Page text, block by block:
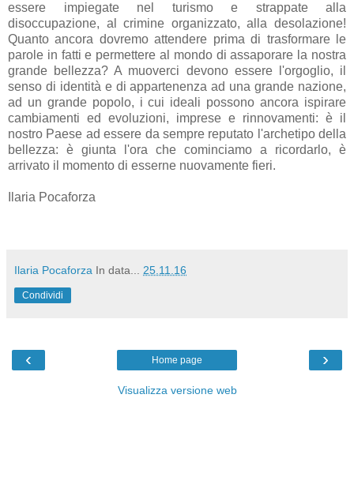
essere impiegate nel turismo e strappate alla
disoccupazione, al crimine organizzato, alla desolazione!
Quanto ancora dovremo attendere prima di trasformare le
parole in fatti e permettere al mondo di assaporare la nostra
grande bellezza? A muoverci devono essere l'orgoglio, il
senso di identità e di appartenenza ad una grande nazione,
ad un grande popolo, i cui ideali possono ancora ispirare
cambiamenti ed evoluzioni, imprese e rinnovamenti: è il
nostro Paese ad essere da sempre reputato l'archetipo della
bellezza: è giunta l'ora che cominciamo a ricordarlo, è
arrivato il momento di esserne nuovamente fieri.
Ilaria Pocaforza
Ilaria Pocaforza In data... 25.11.16
Condividi
‹ ›
Home page
Visualizza versione web